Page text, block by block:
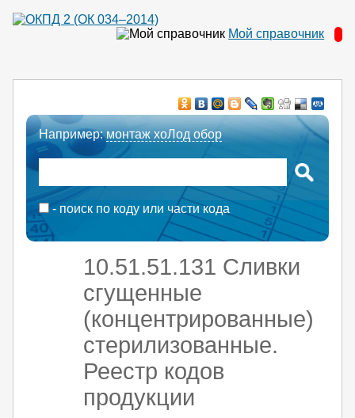
Мой справочник
Например:монтаж хоЛод обор
- поиск по коду или части кода
10.51.51.131 Сливки
сгущенные
(концентрированные)
стерилизованные.
Реестр кодов
продукции